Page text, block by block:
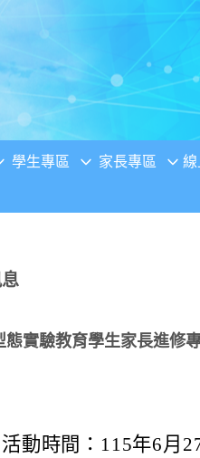
學生專區 家長專區
態實驗教育學生家長進修
活動時間：115年6月